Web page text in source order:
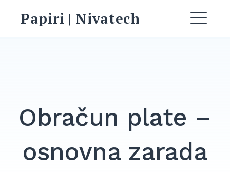
Papiri | Nivatech
EXPAND
Obračun plate –
osnovna zarada